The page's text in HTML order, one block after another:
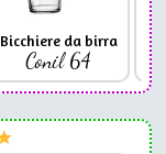
Bicchiere da birra
Conil 64